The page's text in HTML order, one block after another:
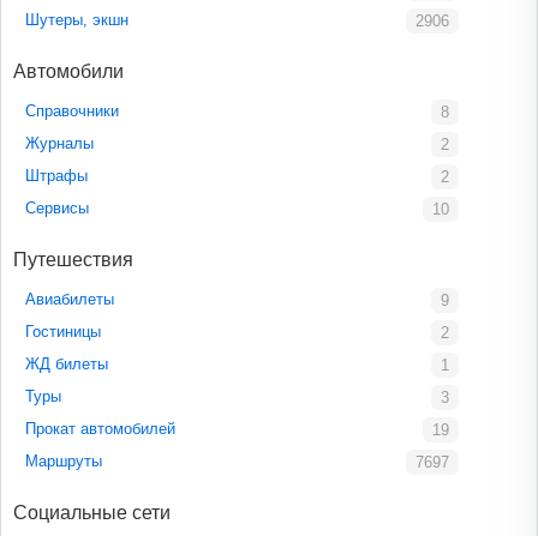
Шутеры, экшн
2906
Автомобили
Справочники
8
Журналы
2
Штрафы
2
Сервисы
10
Путешествия
Авиабилеты
9
Гостиницы
2
ЖД билеты
1
Туры
3
Прокат автомобилей
19
Маршруты
7697
Социальные сети